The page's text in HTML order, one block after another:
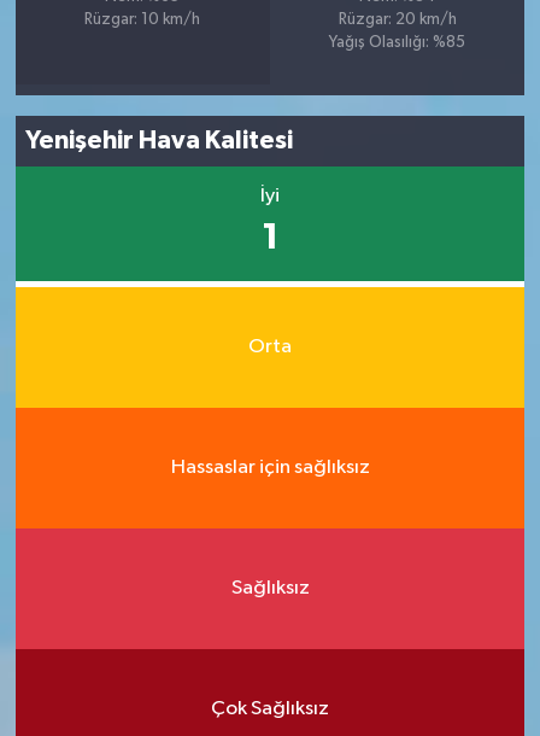
Rüzgar: 10 km/h
Rüzgar: 20 km/h
Yağış Olasılığı: %85
Yenişehir Hava Kalitesi
İyi
1
Orta
Hassaslar için sağlıksız
Sağlıksız
Çok Sağlıksız